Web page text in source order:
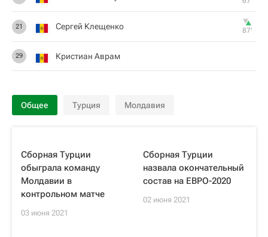
21 Сергей Клещенко 87‎’‎
29 Кристиан Аврам
Общее Турция Молдавия
Сборная Турции
обыграла команду
Молдавии в
контрольном матче
03 июня 2021
Сборная Турции
назвала окончательный
состав на ЕВРО-2020
02 июня 2021